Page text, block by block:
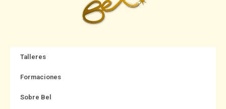
Talleres
Formaciones
Sobre Bel